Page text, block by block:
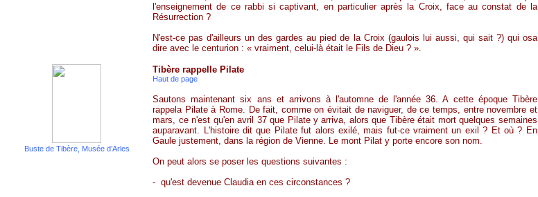
l'enseignement de ce rabbi si captivant, en particulier après la Croix, face au constat de la
Résurrection ?
N'est-ce pas d'ailleurs un des gardes au pied de la Croix (gaulois lui aussi, qui sait ?) qui osa
dire avec le centurion : « vraiment, celui-là était le Fils de Dieu ? ».
Buste de Tibère, Musée d’Arles
Tibère rappelle Pilate
Haut de page
Sautons maintenant six ans et arrivons à l'automne de l'année 36. A cette époque Tibère
rappela Pilate à Rome. De fait, comme on évitait de naviguer, de ce temps, entre novembre et
mars, ce n'est qu'en avril 37 que Pilate y arriva, alors que Tibère était mort quelques semaines
auparavant. L'histoire dit que Pilate fut alors exilé, mais fut-ce vraiment un exil ? Et où ? En
Gaule justement, dans la région de Vienne. Le mont Pilat y porte encore son nom.
On peut alors se poser les questions suivantes :
- qu'est devenue Claudia en ces circonstances ?